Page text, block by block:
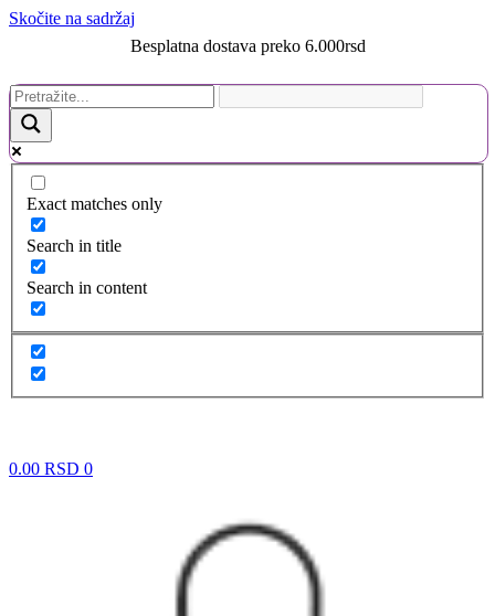
Skočite na sadržaj
Besplatna dostava preko 6.000rsd
Exact matches only
Search in title
Search in content
0.00 RSD 0